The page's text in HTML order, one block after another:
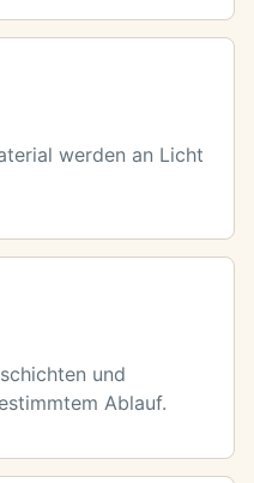
werden an Licht
und
Ablauf.